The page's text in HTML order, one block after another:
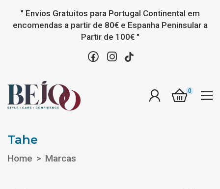
" Envios Gratuitos para Portugal Continental em
encomendas a partir de 80€ e Espanha Peninsular a
Partir de 100€ "
0
Tahe
Tahe
Home Marcas